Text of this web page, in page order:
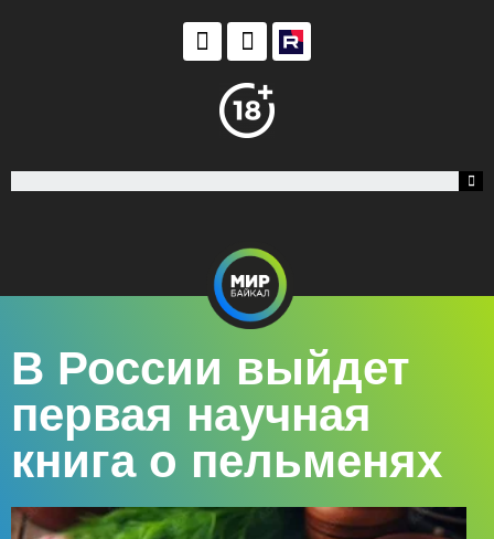
В России выйдет
первая научная
книга о пельменях